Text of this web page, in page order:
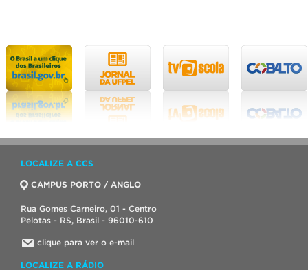
LOCALIZE A CCS
CAMPUS PORTO / ANGLO
Rua Gomes Carneiro, 01 - Centro
Pelotas - RS, Brasil - 96010-610
clique para ver o e-mail
LOCALIZE A RÁDIO